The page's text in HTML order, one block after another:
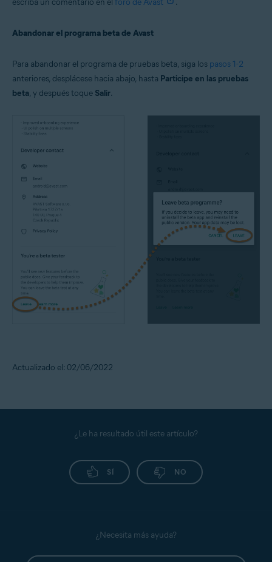
escriba un comentario en el foro de Avast .
Abandonar el programa beta de Avast
Para abandonar el programa de pruebas beta, siga los pasos 1-2
anteriores, desplácese hacia abajo, hasta Participe en las pruebas
beta, y después toque Salir.
Actualizado el: 02/06/2022
¿Le ha resultado útil este artículo?
SÍ NO
¿Necesita más ayuda?